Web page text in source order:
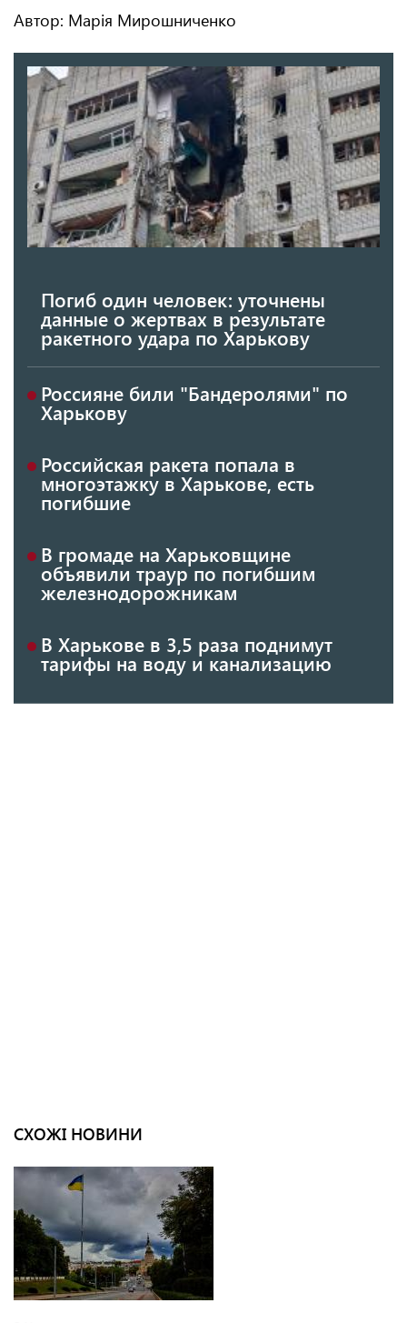
Автор: Марія Мирошниченко
Погиб один человек: уточнены
данные о жертвах в результате
ракетного удара по Харькову
Россияне били "Бандеролями" по
Харькову
Российская ракета попала в
многоэтажку в Харькове, есть
погибшие
В громаде на Харьковщине
объявили траур по погибшим
железнодорожникам
В Харькове в 3,5 раза поднимут
тарифы на воду и канализацию
СХОЖІ НОВИНИ